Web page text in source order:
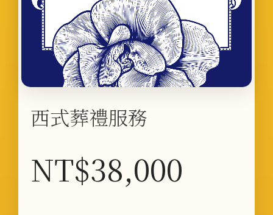
西式葬禮服務
NT$38,000